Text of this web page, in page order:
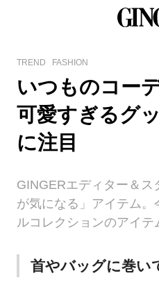
TREND FASHION
いつものコー
可愛すぎるグ
に注目
GINGERエディター＆
が気になる」アイテム
ルコレクションのアイテ
首やバッグに巻い